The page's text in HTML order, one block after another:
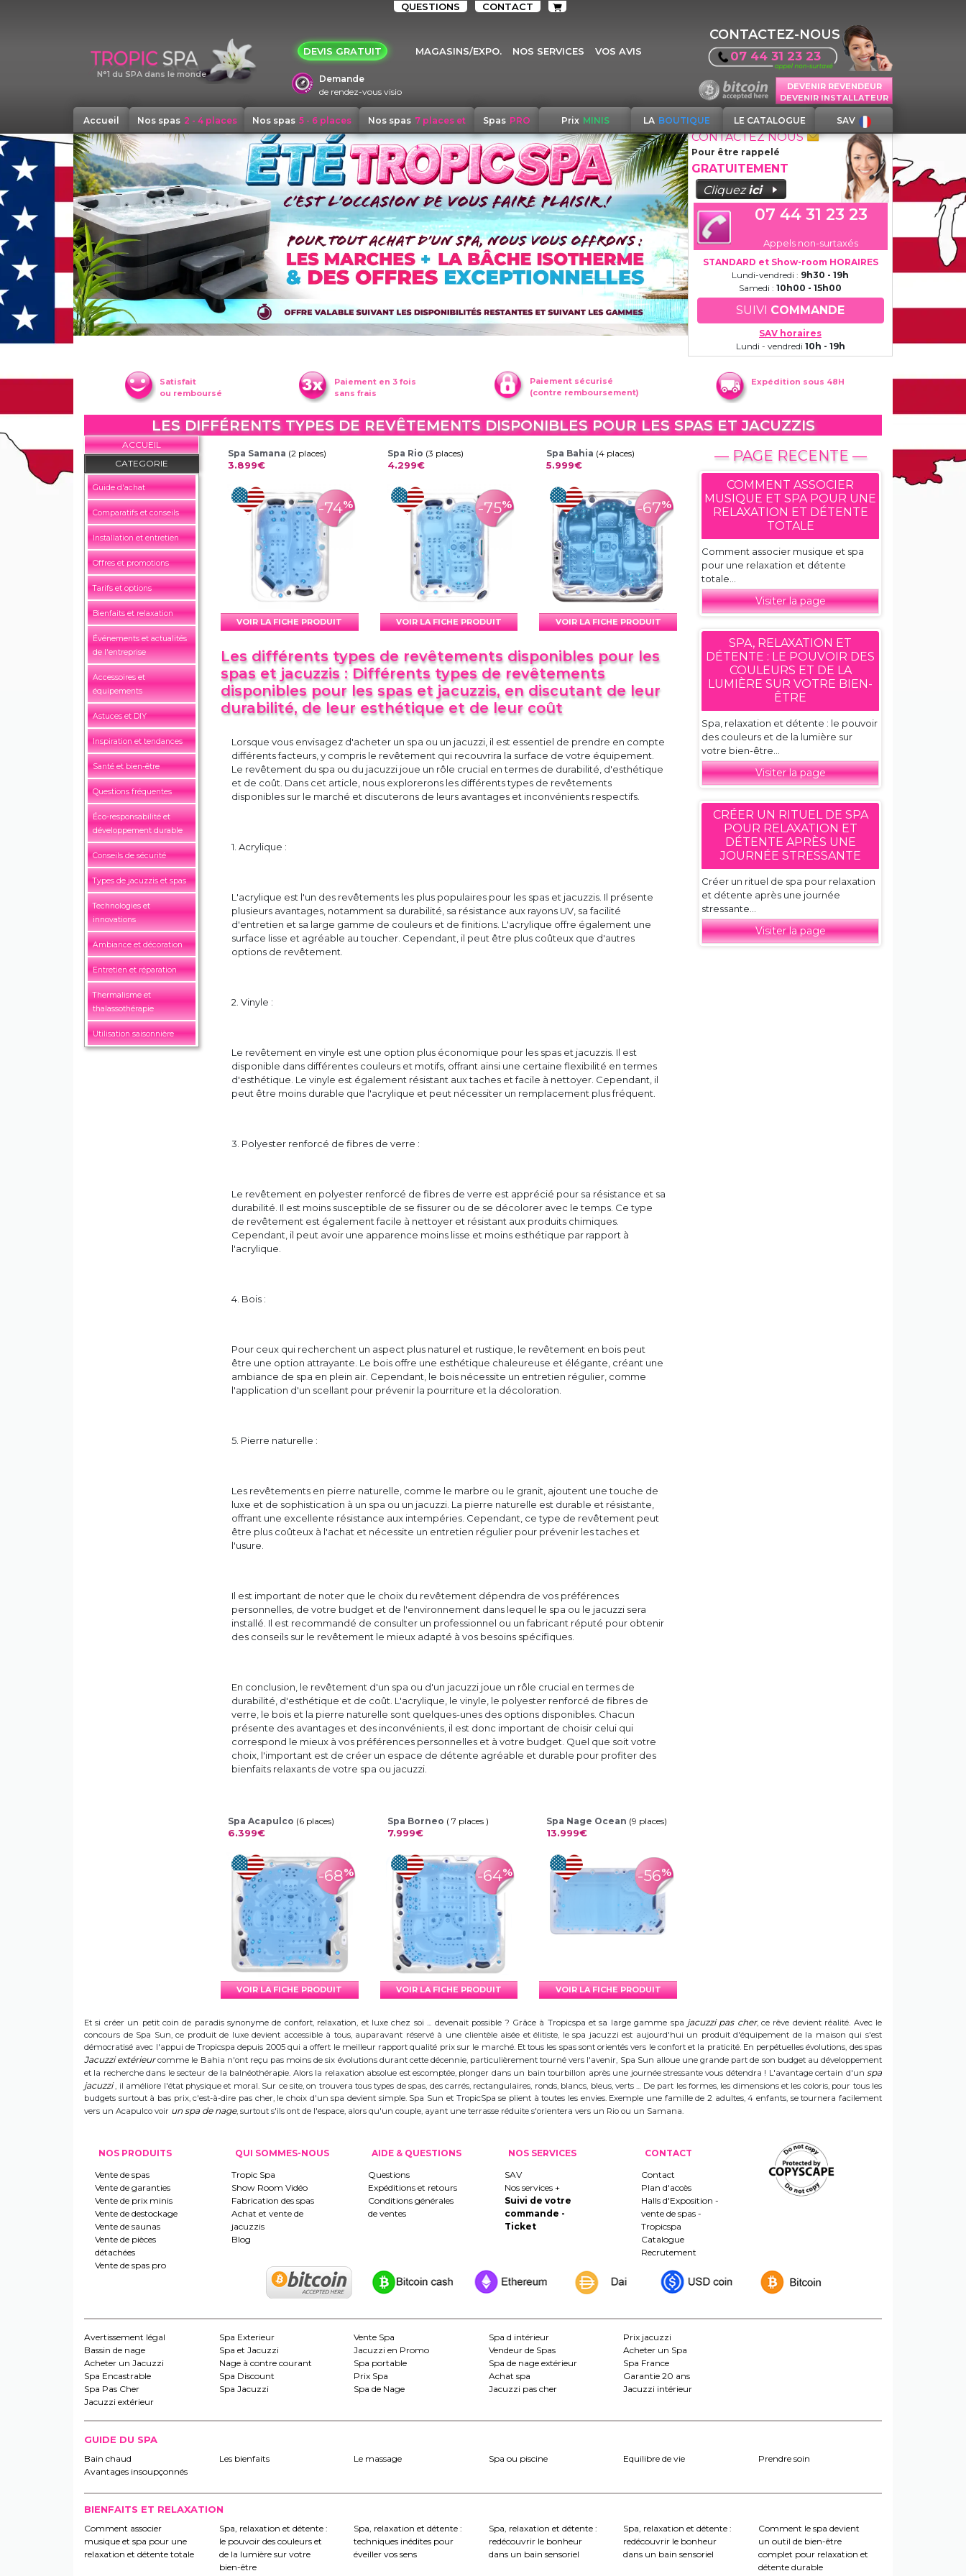
QUESTIONS CONTACT
N°1 du SPA dans le monde
DEVIS GRATUIT MAGASINS/EXPO. NOS SERVICES VOS AVIS
Demande
de rendez-vous visio
CONTACTEZ-NOUS
07 44 31 23 23
DEVENIR REVENDEUR
DEVENIR INSTALLATEUR
Accueil Nos spas 2 - 4 places Nos spas 5 - 6 places Nos spas 7 places et
+
Spas PRO Prix MINIS LA BOUTIQUE LE CATALOGUE SAV
CONTACTEZ NOUS
Pour être rappelé
GRATUITEMENT
Cliquezici
07 44 31 23 23
Appels non-surtaxés
STANDARD et Show-room HORAIRES
Lundi-vendredi : 9h30 - 19h
Samedi : 10h00 - 15h00
SUIVI COMMANDE
SAV horaires
Lundi - vendredi 10h - 19h
Satisfait
ou remboursé
Paiement en 3 fois
sans frais
Paiement sécurisé
(contre remboursement)
Expédition sous 48H
LES DIFFÉRENTS TYPES DE REVÊTEMENTS DISPONIBLES POUR LES SPAS ET JACUZZIS
ACCUEIL
CATEGORIE
Guide d'achat
Comparatifs et conseils
Installation et entretien
Offres et promotions
Tarifs et options
Bienfaits et relaxation
Événements et actualités
de l'entreprise
Accessoires et
équipements
Astuces et DIY
Inspiration et tendances
Santé et bien-être
Questions fréquentes
Éco-responsabilité et
développement durable
Conseils de sécurité
Types de jacuzzis et spas
Technologies et
innovations
Ambiance et décoration
Entretien et réparation
Thermalisme et
thalassothérapie
Utilisation saisonnière
Spa Samana (2 places)
3.899€
-74%
VOIR LA FICHE PRODUIT
Spa Rio (3 places)
4.299€
-75%
VOIR LA FICHE PRODUIT
Spa Bahia (4 places)
5.999€
-67%
VOIR LA FICHE PRODUIT
Les différents types de revêtements disponibles pour les
spas et jacuzzis : Différents types de revêtements
disponibles pour les spas et jacuzzis, en discutant de leur
durabilité, de leur esthétique et de leur coût
Lorsque vous envisagez d'acheter un spa ou un jacuzzi, il est essentiel de prendre en compte
différents facteurs, y compris le revêtement qui recouvrira la surface de votre équipement.
Le revêtement du spa ou du jacuzzi joue un rôle crucial en termes de durabilité, d'esthétique
et de coût. Dans cet article, nous explorerons les différents types de revêtements
disponibles sur le marché et discuterons de leurs avantages et inconvénients respectifs.
1. Acrylique :
L'acrylique est l'un des revêtements les plus populaires pour les spas et jacuzzis. Il présente
plusieurs avantages, notamment sa durabilité, sa résistance aux rayons UV, sa facilité
d'entretien et sa large gamme de couleurs et de finitions. L'acrylique offre également une
surface lisse et agréable au toucher. Cependant, il peut être plus coûteux que d'autres
options de revêtement.
2. Vinyle :
Le revêtement en vinyle est une option plus économique pour les spas et jacuzzis. Il est
disponible dans différentes couleurs et motifs, offrant ainsi une certaine flexibilité en termes
d'esthétique. Le vinyle est également résistant aux taches et facile à nettoyer. Cependant, il
peut être moins durable que l'acrylique et peut nécessiter un remplacement plus fréquent.
3. Polyester renforcé de fibres de verre :
Le revêtement en polyester renforcé de fibres de verre est apprécié pour sa résistance et sa
durabilité. Il est moins susceptible de se fissurer ou de se décolorer avec le temps. Ce type
de revêtement est également facile à nettoyer et résistant aux produits chimiques.
Cependant, il peut avoir une apparence moins lisse et moins esthétique par rapport à
l'acrylique.
4. Bois :
Pour ceux qui recherchent un aspect plus naturel et rustique, le revêtement en bois peut
être une option attrayante. Le bois offre une esthétique chaleureuse et élégante, créant une
ambiance de spa en plein air. Cependant, le bois nécessite un entretien régulier, comme
l'application d'un scellant pour prévenir la pourriture et la décoloration.
5. Pierre naturelle :
Les revêtements en pierre naturelle, comme le marbre ou le granit, ajoutent une touche de
luxe et de sophistication à un spa ou un jacuzzi. La pierre naturelle est durable et résistante,
offrant une excellente résistance aux intempéries. Cependant, ce type de revêtement peut
être plus coûteux à l'achat et nécessite un entretien régulier pour prévenir les taches et
l'usure.
Il est important de noter que le choix du revêtement dépendra de vos préférences
personnelles, de votre budget et de l'environnement dans lequel le spa ou le jacuzzi sera
installé. Il est recommandé de consulter un professionnel ou un fabricant réputé pour obtenir
des conseils sur le revêtement le mieux adapté à vos besoins spécifiques.
En conclusion, le revêtement d'un spa ou d'un jacuzzi joue un rôle crucial en termes de
durabilité, d'esthétique et de coût. L'acrylique, le vinyle, le polyester renforcé de fibres de
verre, le bois et la pierre naturelle sont quelques-unes des options disponibles. Chacun
présente des avantages et des inconvénients, il est donc important de choisir celui qui
correspond le mieux à vos préférences personnelles et à votre budget. Quel que soit votre
choix, l'important est de créer un espace de détente agréable et durable pour profiter des
bienfaits relaxants de votre spa ou jacuzzi.
Spa Acapulco (6 places)
6.399€
-68%
VOIR LA FICHE PRODUIT
Spa Borneo ( 7 places )
7.999€
-64%
VOIR LA FICHE PRODUIT
Spa Nage Ocean (9 places)
13.999€
-56%
VOIR LA FICHE PRODUIT
— PAGE RECENTE —
COMMENT ASSOCIER
MUSIQUE ET SPA POUR UNE
RELAXATION ET DÉTENTE
TOTALE
Comment associer musique et spa
pour une relaxation et détente
totale...
Visiter la page
SPA, RELAXATION ET
DÉTENTE : LE POUVOIR DES
COULEURS ET DE LA
LUMIÈRE SUR VOTRE BIEN-
ÊTRE
Spa, relaxation et détente : le pouvoir
des couleurs et de la lumière sur
votre bien-être...
Visiter la page
CRÉER UN RITUEL DE SPA
POUR RELAXATION ET
DÉTENTE APRÈS UNE
JOURNÉE STRESSANTE
Créer un rituel de spa pour relaxation
et détente après une journée
stressante...
Visiter la page
Et si créer un petit coin de paradis synonyme de confort, relaxation, et luxe chez soi ... devenait possible ? Grâce à Tropicspa et sa large gamme spa jacuzzi pas cher, ce rêve devient réalité. Avec le
concours de Spa Sun, ce produit de luxe devient accessible à tous, auparavant réservé à une clientèle aisée et élitiste, le spa jacuzzi est aujourd'hui un produit d'équipement de la maison qui s'est
démocratisé avec l'appui de Tropicspa depuis 2005 qui a offert le meilleur rapport qualité prix sur le marché. Et tous les spas sont orientés vers le confort et la praticité. En perpétuelles évolutions, des spas
Jacuzzi extérieurcomme le Bahia n'ont reçu pas moins de six évolutions durant cette décennie, particulièrement tourné vers l'avenir, Spa Sun alloue une grande part de son budget au développement
et la recherche dans le secteur de la balnéothérapie. Alors la relaxation absolue est escomptée, plonger dans un bain tourbillon après une journée stressante vous détendra ! L'avantage certain d'un spa
jacuzzi, il améliore l'état physique et moral. Sur ce site, on trouvera tous types de spas, des carrés, rectangulaires, ronds, blancs, bleus, verts ... De part les formes, les dimensions et les coloris, pour tous les
budgets surtout à bas prix, c'est-à-dire pas cher, le choix d'un spa devient simple. Spa Sun et TropicSpa se plient à toutes les envies. Exemple une famille de 2 adultes, 4 enfants, se tournera facilement
vers un Acapulco voir un spa de nage, surtout s'ils ont de l'espace, alors qu'un couple, ayant une terrasse réduite s'orientera vers un Rio ou un Samana.
NOS PRODUITS
Vente de spas
Vente de garanties
Vente de prix minis
Vente de destockage
Vente de saunas
Vente de pièces
détachées
Vente de spas pro
QUI SOMMES-NOUS
Tropic Spa
Show Room Vidéo
Fabrication des spas
Achat et vente de
jacuzzis
Blog
AIDE & QUESTIONS
Questions
Expéditions et retours
Conditions générales
de ventes
NOS SERVICES
SAV
Nos services +
Suivi de votre
commande -
Ticket
CONTACT
Contact
Plan d'accès
Halls d'Exposition -
vente de spas -
Tropicspa
Catalogue
Recrutement
Avertissement légal Spa Exterieur Vente Spa Spa d intérieur
Prix jacuzzi
Bassin de nage
Spa et Jacuzzi Jacuzzi en Promo Vendeur de Spas
Acheter un Spa
Acheter un Jacuzzi
Nage à contre courant Spa portable Spa de nage extérieur
Spa France
Spa Encastrable
Spa Discount Prix Spa Achat spa
Garantie 20 ans
Spa Pas Cher
Spa Jacuzzi Spa de Nage Jacuzzi pas cher
Jacuzzi intérieur
Jacuzzi extérieur
GUIDE DU SPA
Bain chaud Les bienfaits Le massage Spa ou piscine Equilibre de vie
Prendre soin
Avantages insoupçonnés
BIENFAITS ET RELAXATION
Comment associer
musique et spa pour une
relaxation et détente totale
Spa, relaxation et détente :
le pouvoir des couleurs et
de la lumière sur votre
bien-être
Spa, relaxation et détente :
techniques inédites pour
éveiller vos sens
Spa, relaxation et détente :
redécouvrir le bonheur
dans un bain sensoriel
Spa, relaxation et détente :
redécouvrir le bonheur
dans un bain sensoriel
Comment le spa devient
un outil de bien-être
complet pour relaxation et
détente durable